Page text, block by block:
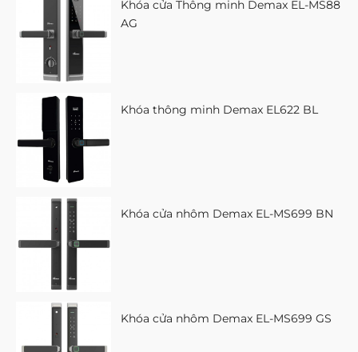
Khóa cửa Thông minh Demax EL-MS88
AG
Khóa thông minh Demax EL622 BL
Khóa cửa nhôm Demax EL-MS699 BN
Khóa cửa nhôm Demax EL-MS699 GS